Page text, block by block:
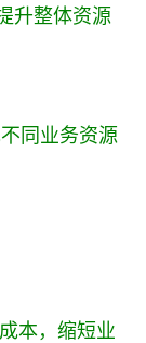
升整体资源
同业务资源
本，缩短业